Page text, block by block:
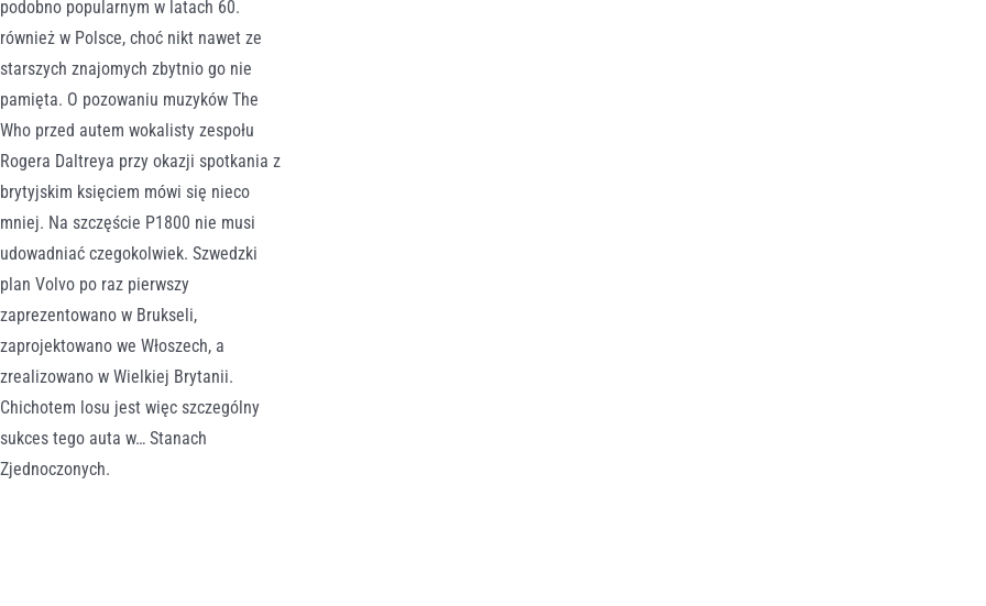
podobno popularnym w latach 60.
również w Polsce, choć nikt nawet ze
starszych znajomych zbytnio go nie
pamięta. O pozowaniu muzyków The
Who przed autem wokalisty zespołu
Rogera Daltreya przy okazji spotkania z
brytyjskim księciem mówi się nieco
mniej. Na szczęście P1800 nie musi
udowadniać czegokolwiek. Szwedzki
plan Volvo po raz pierwszy
zaprezentowano w Brukseli,
zaprojektowano we Włoszech, a
zrealizowano w Wielkiej Brytanii.
Chichotem losu jest więc szczególny
sukces tego auta w… Stanach
Zjednoczonych.